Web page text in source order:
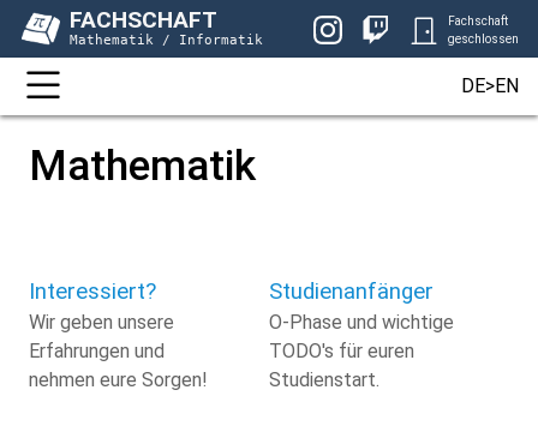
FACHSCHAFT
Mathematik / Informatik
Fachschaft
geschlossen
DE>EN
Mathematik
Interessiert?
Wir geben unsere
Erfahrungen und
nehmen eure Sorgen!
Studienanfänger
O-Phase und wichtige
TODO's für euren
Studienstart.